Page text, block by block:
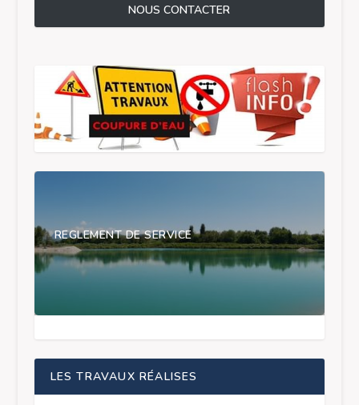
NOUS CONTACTER
REGLEMENT DE SERVICE
LES TRAVAUX RÉALISES